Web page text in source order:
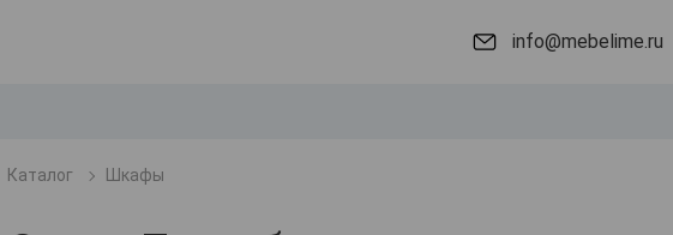
info@mebelime.ru
Каталог Шкафы